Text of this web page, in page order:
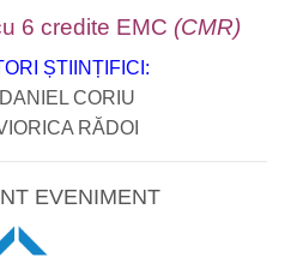
6 credite EMC (CMR)
ȘTIINȚIFICI:
CORIU
RĂDOI
EVENIMENT